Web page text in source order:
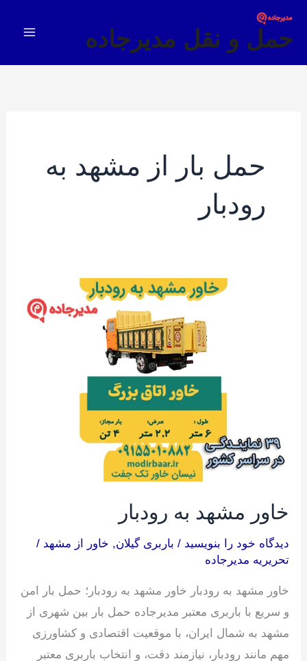
حمل و نقل مدیرجاده
حمل بار از مشهد به
رودبار
خاور مشهد به رودبار
دیدگاه‌ خود را بنویسید / باربری گیلان, خاور از مشهد /
تحریریه مدیرجاده
خاور مشهد به رودبار خاور مشهد به رودبار؛ حمل بار امن
و سریع با باربری معتبر مدیرجاده حمل بار بین شهری از
مشهد به شمال ایران، با موقعیت اقتصادی و کشاورزی
مهم مانند رودبار، نیازمند دقت، و انتخاب باربری معتبر